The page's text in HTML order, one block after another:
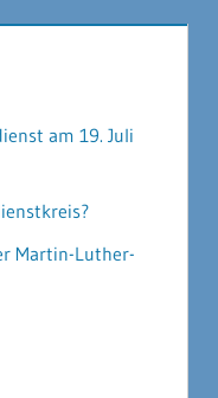
am 19. Juli
Martin-Luther-